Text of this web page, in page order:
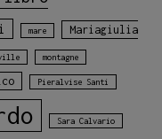
mare
Mariagiulia
montagne
Pieralvise Santi
Sara Calvario